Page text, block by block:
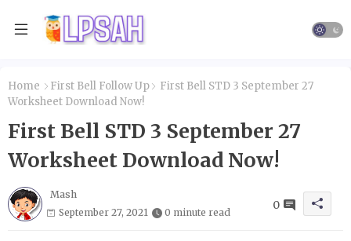
Home First Bell Follow Up
First Bell STD 3 September 27
Worksheet Download Now!
First Bell STD 3 September 27
Worksheet Download Now!
Mash
September 27, 2021
0 minute read
0